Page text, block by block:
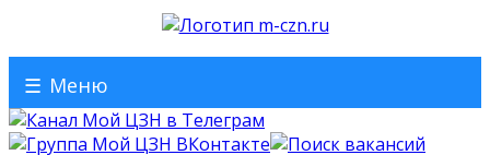
☰ Меню